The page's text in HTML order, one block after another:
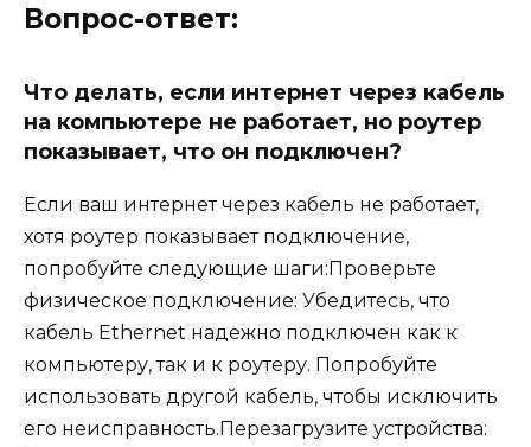
Вопрос-ответ:
Что делать, если интернет через кабель
на компьютере не работает, но роутер
показывает, что он подключен?
Если ваш интернет через кабель не работает,
хотя роутер показывает подключение,
попробуйте следующие шаги:Проверьте
физическое подключение: Убедитесь, что
кабель Ethernet надежно подключен как к
компьютеру, так и к роутеру. Попробуйте
использовать другой кабель, чтобы исключить
его неисправность.Перезагрузите устройства: